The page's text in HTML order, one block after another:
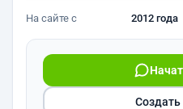
На сайте с 2012 года
Создать